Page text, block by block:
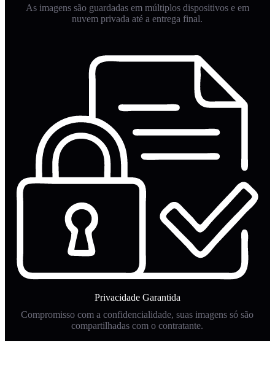
As imagens são guardadas em múltiplos dispositivos e em
nuvem privada até a entrega final.
Privacidade Garantida
Compromisso com a confidencialidade, suas imagens só são
compartilhadas com o contratante.